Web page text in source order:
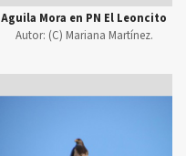
Aguila Mora en PN El Leoncito
Autor: (C) Mariana Martínez.